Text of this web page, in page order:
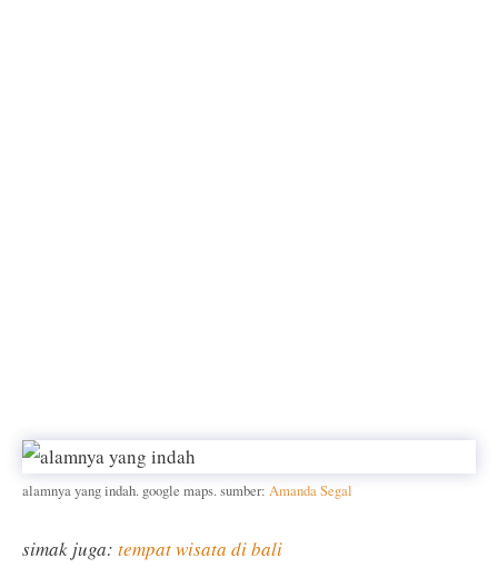
alamnya yang indah. google maps. sumber: Amanda Segal
simak juga: tempat wisata di bali